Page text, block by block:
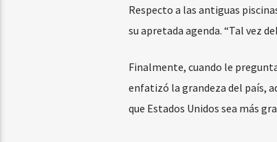
Respecto a las antiguas
su apretada agenda. “Tal vez
Finalmente, cuando le
enfatizó la grandeza del país,
que Estados Unidos sea más